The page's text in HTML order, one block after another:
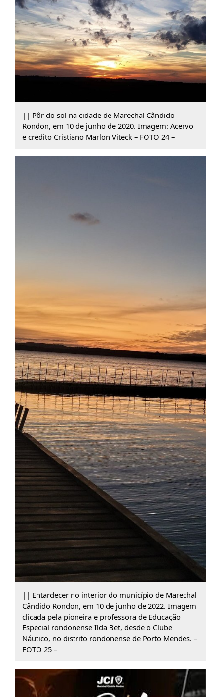
|| Pôr do sol na cidade de Marechal Cândido
Rondon, em 10 de junho de 2020. Imagem: Acervo
e crédito Cristiano Marlon Viteck – FOTO 24 –
|| Entardecer no interior do município de Marechal
Cândido Rondon, em 10 de junho de 2022. Imagem
clicada pela pioneira e professora de Educação
Especial rondonense Ilda Bet, desde o Clube
Náutico, no distrito rondonense de Porto Mendes. –
FOTO 25 –